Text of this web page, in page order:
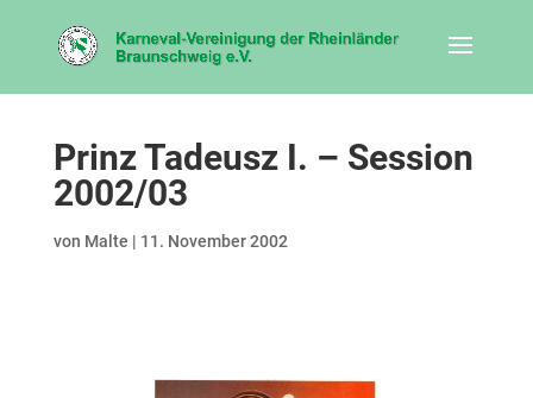
Prinz Tadeusz I. – Session
2002/03
von Malte | 11. November 2002